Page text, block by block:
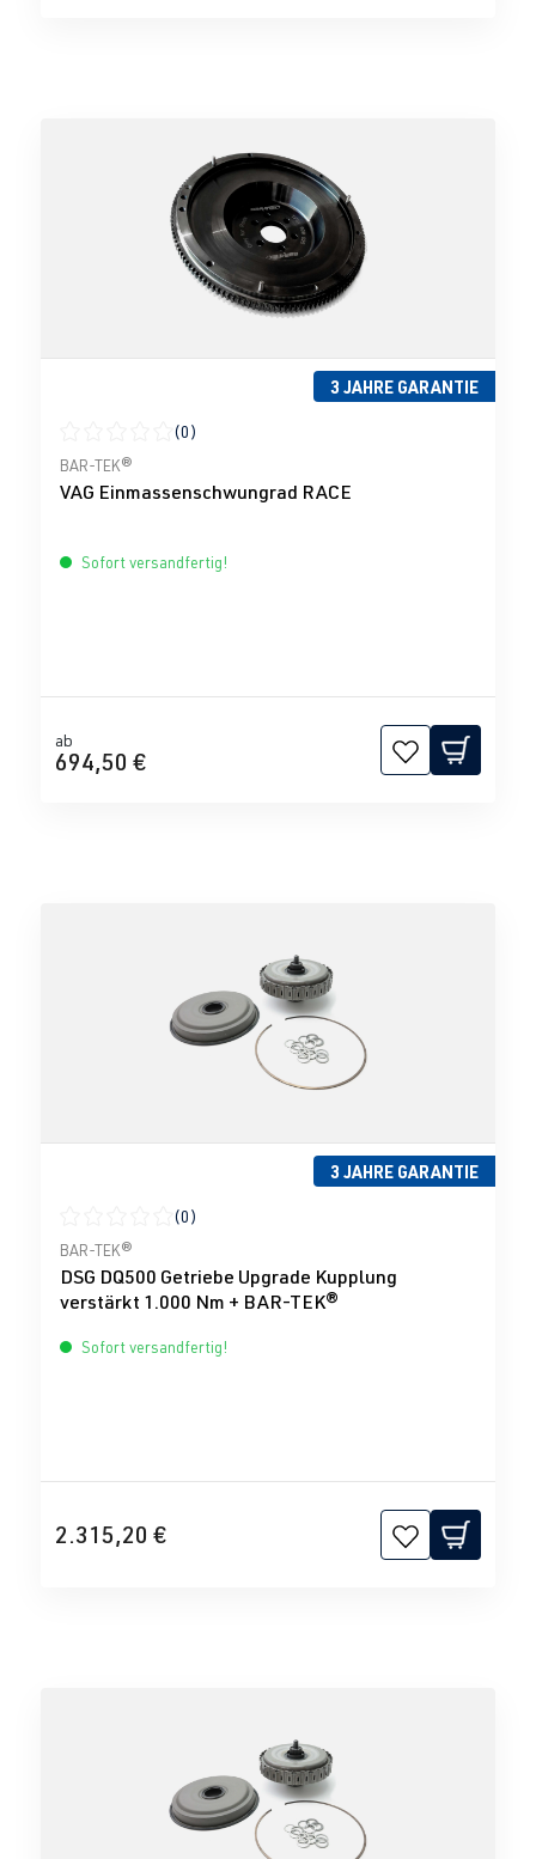
3 JAHRE GARANTIE
Durchschnittliche Bewertung von 0 von 5 Sternen
(0)
BAR-TEK®
VAG Einmassenschwungrad RACE
Sofort versandfertig!
ab
694,50 €
3 JAHRE GARANTIE
Durchschnittliche Bewertung von 0 von 5 Sternen
(0)
BAR-TEK®
DSG DQ500 Getriebe Upgrade Kupplung
verstärkt 1.000 Nm + BAR-TEK®
Sofort versandfertig!
2.315,20 €